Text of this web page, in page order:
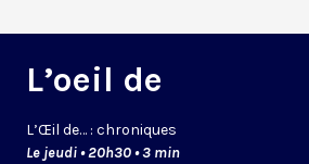
L’oeil de
L’Œil de… : chroniques
Le jeudi • 20h30 • 3 min